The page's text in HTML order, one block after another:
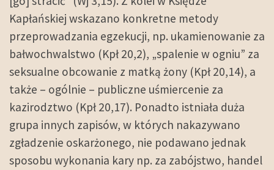
Kapłańskiej wskazano konkretne metody
przeprowadzania egzekucji, np. ukamienowanie za
bałwochwalstwo (Kpł 20,2), „spalenie w ogniu” za
seksualne obcowanie z matką żony (Kpł 20,14), a
także – ogólnie – publiczne uśmiercenie za
kazirodztwo (Kpł 20,17). Ponadto istniała duża
grupa innych zapisów, w których nakazywano
zgładzenie oskarżonego, nie podawano jednak
sposobu wykonania kary np. za zabójstwo, handel